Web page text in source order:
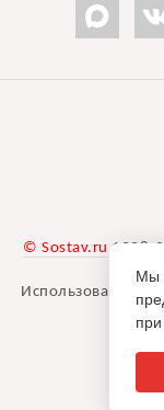
© Sostav.ru 1998-
Использование
Мы
при